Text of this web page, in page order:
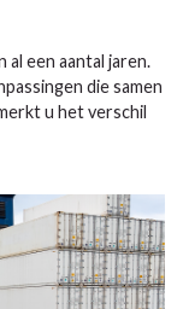
een aantal jaren.
die samen
u het verschil